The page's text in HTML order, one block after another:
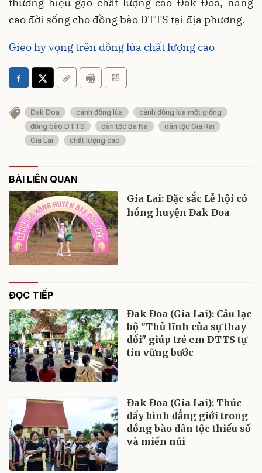
thương hiệu gạo chất lượng cao Đak Đoa, nâng
cao đời sống cho đồng bào DTTS tại địa phương.
Gieo hy vọng trên đồng lúa chất lượng cao
Đak Đoa cánh đồng lúa
cánh đồng lúa một giống
đồng bào DTTS
dân tộc Ba Na
dân tộc Gia Rai
Gia Lai
chất lượng cao
BÀI LIÊN QUAN
Gia Lai: Đặc sắc Lễ hội cỏ
hồng huyện Đak Đoa
ĐỌC TIẾP
Đak Đoa (Gia Lai): Câu lạc
bộ "Thủ lĩnh của sự thay
đổi" giúp trẻ em DTTS tự
tin vững bước
Đak Đoa (Gia Lai): Thúc
đẩy bình đẳng giới trong
đồng bào dân tộc thiểu số
và miền núi